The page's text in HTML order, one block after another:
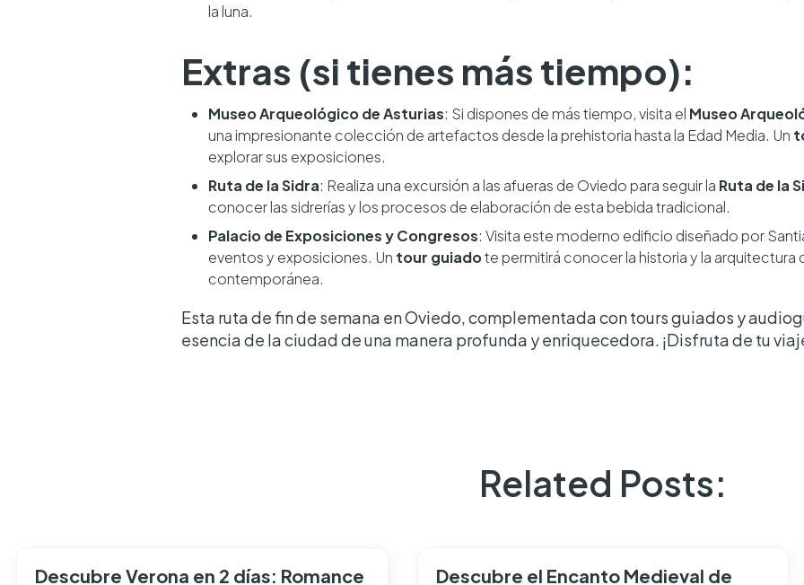
la luna.
Extras (si tienes más tiempo):
Museo Arqueológico de Asturias: Si dispones de más tiempo, visita el Museo
una impresionante colección de artefactos desde la prehistoria hasta la Edad Media. Un
explorar sus exposiciones.
Ruta de la Sidra: Realiza una excursión a las afueras de Oviedo para seguir la Ruta de la
conocer las sidrerías y los procesos de elaboración de esta bebida tradicional.
Palacio de Exposiciones y Congresos: Visita este moderno edificio diseñado por
eventos y exposiciones. Un tour guiadote permitirá conocer la historia y la arquitectura
contemporánea.
Esta ruta de fin de semana en Oviedo, complementada con tours guiados y
esencia de la ciudad de una manera profunda y enriquecedora. ¡Disfruta de tu
Related Posts:
Descubre Verona en 2 días: Romance Descubre el Encanto Medieval de